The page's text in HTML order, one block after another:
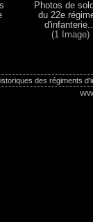
Photos de
du 22e
(1 Image)
des régiments